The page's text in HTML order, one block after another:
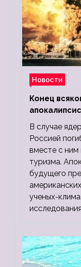
Новости
Конец
миллионов,
людей
В случае
Россией
вместе с ним
туризма.
будущего
ученых-